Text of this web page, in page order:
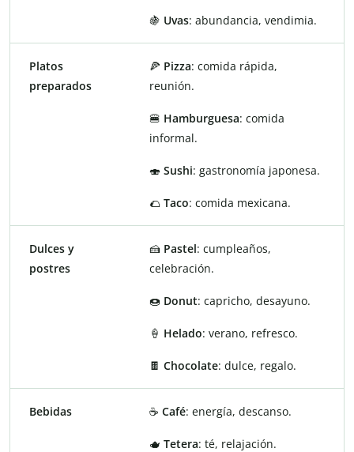
🍇 Uvas: abundancia, vendimia.
Platos
preparados
🍕 Pizza: comida rápida,
reunión.
🍔 Hamburguesa: comida
informal.
🍣 Sushi: gastronomía japonesa.
🌮 Taco: comida mexicana.
Dulces y
postres
🍰 Pastel: cumpleaños,
celebración.
🍩 Donut: capricho, desayuno.
🍦 Helado: verano, refresco.
🍫 Chocolate: dulce, regalo.
Bebidas ☕ Café: energía, descanso.
🫖 Tetera: té, relajación.